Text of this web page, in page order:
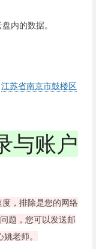
内的数据。
江苏省南京市鼓楼区
与账户
，排除是您的网络
题，您可以发送邮
老师。